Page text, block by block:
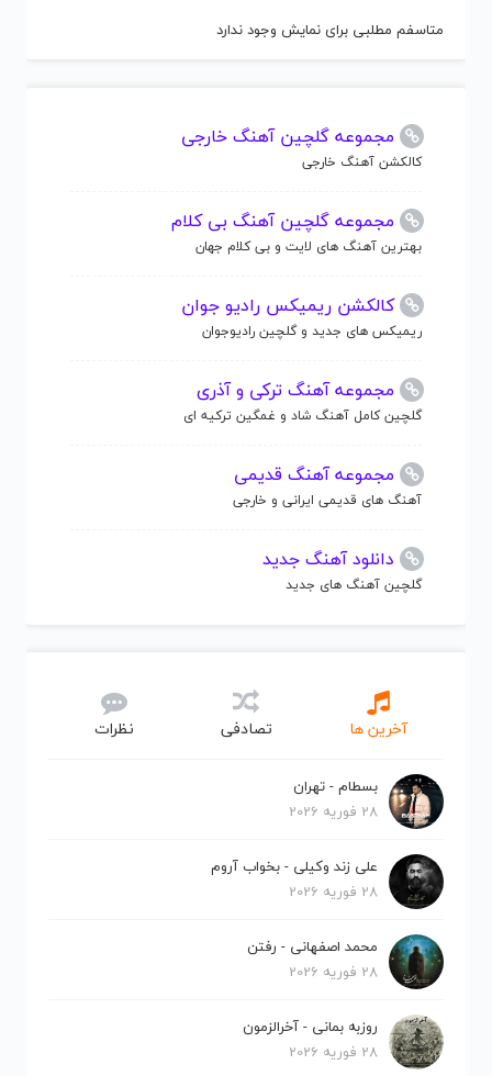
متاسفم مطلبی برای نمایش وجود ندارد
مجموعه گلچین آهنگ خارجی
کالکشن آهنگ خارجی
مجموعه گلچین آهنگ بی کلام
بهترین آهنگ های لایت و بی کلام جهان
کالکشن ریمیکس رادیو جوان
ریمیکس های جدید و گلچین رادیوجوان
مجموعه آهنگ ترکی و آذری
گلچین کامل آهنگ شاد و غمگین ترکیه ای
مجموعه آهنگ قدیمی
آهنگ های قدیمی ایرانی و خارجی
دانلود آهنگ جدید
گلچین آهنگ های جدید
آخرین ها تصادفی نظرات
بسطام - تهران
28 فوریه 2026
علی زند وکیلی - بخواب آروم
28 فوریه 2026
محمد اصفهانی - رفتن
28 فوریه 2026
روزبه بمانی - آخرالزمون
28 فوریه 2026